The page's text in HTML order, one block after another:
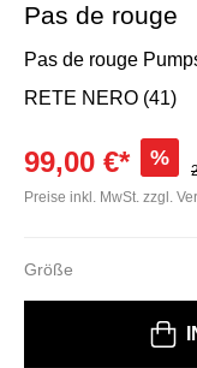
Pas de rouge
Pas de rouge
RETE NERO (41)
99,00 €* %
Preise inkl. MwSt. zzgl.
Größe